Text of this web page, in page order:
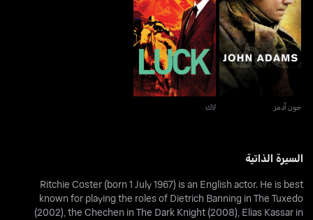
جون آدمز
جون آدمز
لاك
لاك
السيرة الذاتية
Ritchie Coster (born 1 July 1967) is an English actor. He is best
known for playing the roles of Dietrich Banning in The Tuxedo
(2002), the Chechen in The Dark Knight (2008), Elias Kassar in